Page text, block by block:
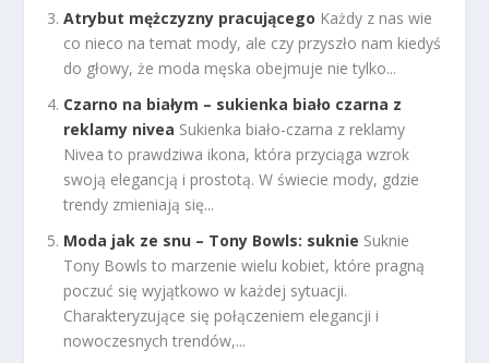
Atrybut mężczyzny pracującego Każdy z nas wie
co nieco na temat mody, ale czy przyszło nam kiedyś
do głowy, że moda męska obejmuje nie tylko...
Czarno na białym – sukienka biało czarna z
reklamy nivea Sukienka biało-czarna z reklamy
Nivea to prawdziwa ikona, która przyciąga wzrok
swoją elegancją i prostotą. W świecie mody, gdzie
trendy zmieniają się...
Moda jak ze snu – Tony Bowls: suknie Suknie
Tony Bowls to marzenie wielu kobiet, które pragną
poczuć się wyjątkowo w każdej sytuacji.
Charakteryzujące się połączeniem elegancji i
nowoczesnych trendów,...